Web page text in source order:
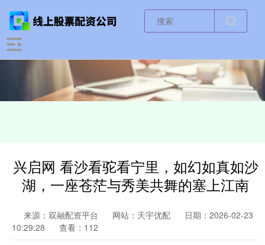
兴启网 看沙看驼看宁里，如幻如真如沙
湖，一座苍茫与秀美共舞的塞上江南
来源：双融配资平台 网站：天宇优配
日期：2026-02-23
10:29:28
查看：112